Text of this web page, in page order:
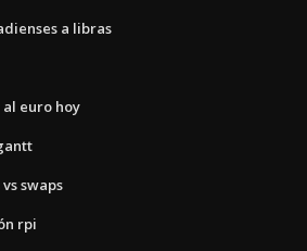
a libras
euro hoy
swaps
rpi